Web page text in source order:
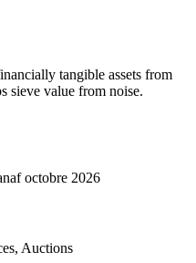
tangible assets from
sieve value from noise.
octobre 2026
Auctions